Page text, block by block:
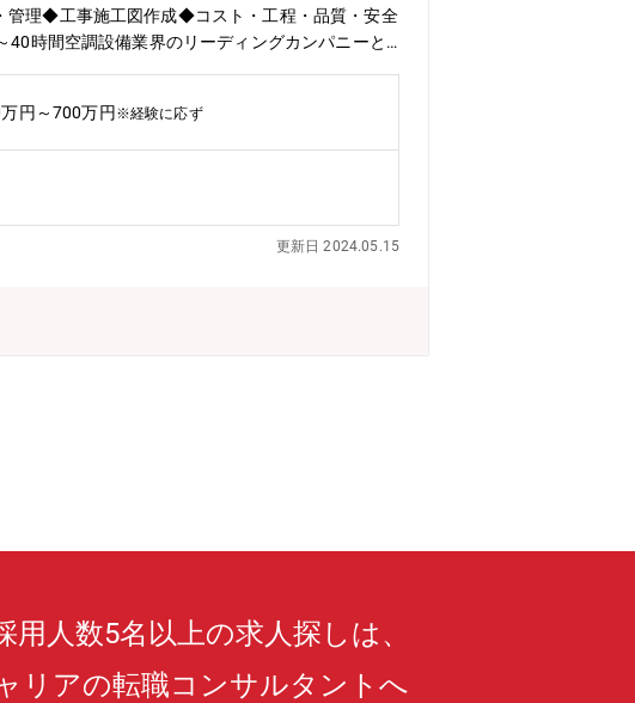
理◆工事施工図作成◆コスト・工程・品質・安全
時間空調設備業界のリーディングカンパニーと
円～700万円 ※経験に応ず
更新日 2024.05.15
用人数5名以上の求人探しは、
リアの転職コンサルタントへ